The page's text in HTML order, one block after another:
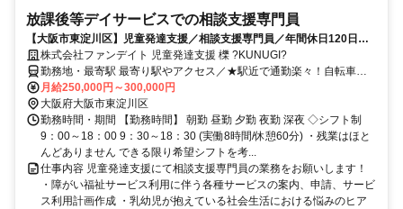
放課後等デイサービスでの相談支援専門員
【大阪市東淀川区】児童発達支援／相談支援専門員／年間休日120日以
上／研修あり・スキルアップ応援！
株式会社ファンデイト 児童発達支援 櫟 ?KUNUGI?
勤務地・最寄駅 最寄り駅やアクセス／★駅近で通勤楽々！自転車通
勤も多数。 阪急京都本線 上新庄駅 徒歩1分 阪急京都本線 相川駅 徒歩
11分
月給250,000円～300,000円
大阪府大阪市東淀川区
勤務時間・期間 【勤務時間】 朝勤 昼勤 夕勤 夜勤 深夜 ◇シフト制
9：00～18：00 9：30～18：30 (実働8時間/休憩60分) ・残業はほと
んどありません できる限り希望シフトを考...
仕事内容 児童発達支援にて相談支援専門員の業務をお願いします！
・障がい福祉サービス利用に伴う各種サービスの案内、申請、サービ
ス利用計画作成 ・乳幼児が抱えている社会生活における悩みのヒア